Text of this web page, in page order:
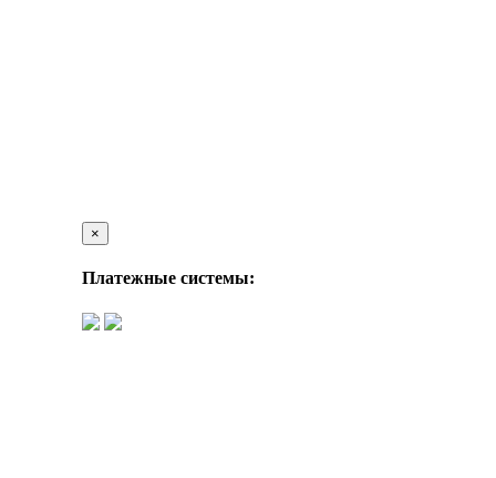
×
Платежные системы: